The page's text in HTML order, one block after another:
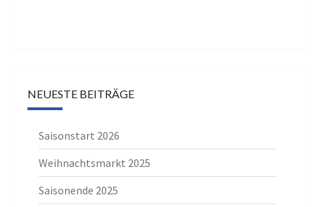
NEUESTE BEITRÄGE
Saisonstart 2026
Weihnachtsmarkt 2025
Saisonende 2025